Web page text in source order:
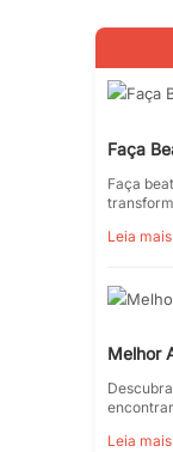
Faça
Faça
Leia
Melhor
Leia